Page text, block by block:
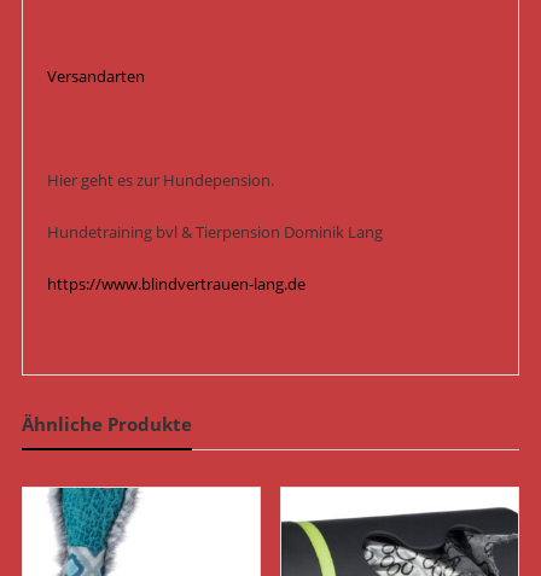
Versandarten
Hier geht es zur Hundepension.
Hundetraining bvl & Tierpension Dominik Lang
https://www.blindvertrauen-lang.de
Ähnliche Produkte